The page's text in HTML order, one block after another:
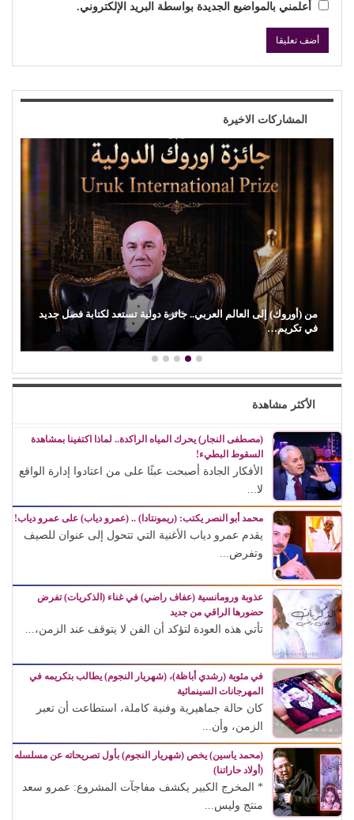
أعلمني بالمواضيع الجديدة بواسطة البريد الإلكتروني.
المشاركات الاخيرة
أحمد الغريب يكتب: الإعلام الخاص يفضح اختراق (إسرائيل)
للمؤسسات الدولية
الأكثر مشاهدة
(مصطفى النجار) يحرك المياه الراكدة.. لماذا اكتفينا بمشاهدة
السقوط البطيء!
الأفكار الجادة أصبحت عبئًا على من اعتادوا إدارة الواقع
لا...
محمد أبو النصر يكتب: (ريمونتادا) .. (عمرو دياب) على عمرو دياب!
يقدم عمرو دياب الأغنية التي تتحول إلى عنوان للصيف
وتفرض...
عذوبة ورومانسية (عفاف راضي) في غناء (الذكريات) تفرض
حضورها الراقي من جديد
تأتي هذه العودة لتؤكد أن الفن لا يتوقف عند الزمن،...
في مئوية (رشدي أباظة)، (شهريار النجوم) يطالب بتكريمه في
المهرجانات السينمائية
كان حالة جماهيرية وفنية كاملة، استطاعت أن تعبر
الزمن، وأن...
(محمد ياسين) يخص (شهريار النجوم) بأول تصريحاته عن مسلسله
(أولاد حاراتنا)
* المخرج الكبير يكشف مفاجآت المشروع: عمرو سعد
منتج وليس...